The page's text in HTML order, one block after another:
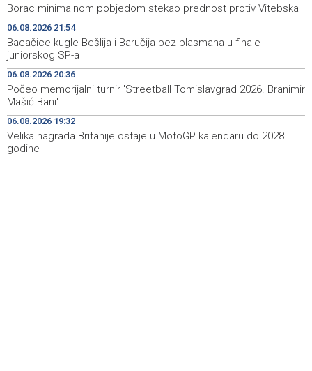
Novi Travnik receives first direct EU funding for UNESCO
heritage project
19:33
Crishock: OHR maintains an open dialogue with all
political stakeholders in BiH
19:32
Velika nagrada Britanije ostaje u MotoGP kalendaru do
2028. godine
19:29
Španska krajnja ljevica i desnica ujedinjene protiv
Maroka kao suorganizatora SP 2030.
Borac minimalnom pobjedom stekao prednost protiv Vitebska
06.08.2026 21:54
Bacačice kugle Bešlija i Baručija bez plasmana u finale
juniorskog SP-a
06.08.2026 20:36
Počeo memorijalni turnir 'Streetball Tomislavgrad 2026. Branimir
Mašić Bani'
06.08.2026 19:32
Velika nagrada Britanije ostaje u MotoGP kalendaru do 2028.
godine